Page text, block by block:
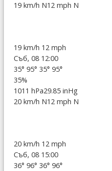
19 km/h N12 mph N
19 km/h 12 mph
Съб, 08 12:00
35° 95° 35° 95°
35%
1011 hPa29.85 inHg
20 km/h N12 mph N
20 km/h 12 mph
Съб, 08 15:00
36° 96° 36° 96°